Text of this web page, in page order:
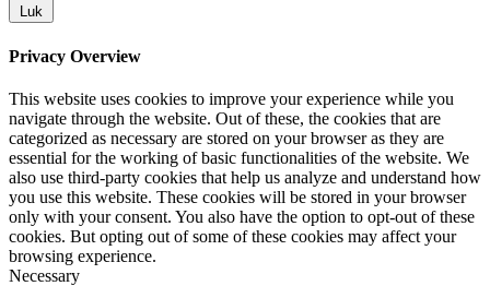
Luk
Privacy Overview
This website uses cookies to improve your experience while you
navigate through the website. Out of these, the cookies that are
categorized as necessary are stored on your browser as they are
essential for the working of basic functionalities of the website. We
also use third-party cookies that help us analyze and understand how
you use this website. These cookies will be stored in your browser
only with your consent. You also have the option to opt-out of these
cookies. But opting out of some of these cookies may affect your
browsing experience.
Necessary